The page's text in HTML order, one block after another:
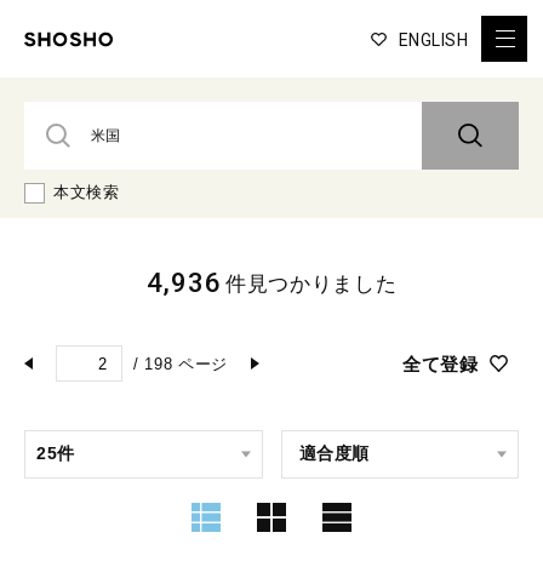
ENGLISH
本文検索
/ 198 ページ 全て登録
4,936 件見つかりました